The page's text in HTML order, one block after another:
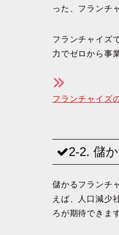
った、フランチ
フランチャイズ
力でゼロから事
フランチャイズ
2-2. 儲
儲かるフランチ
えば、人口減少
ろが期待できます